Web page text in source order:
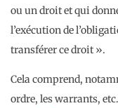
ou un droit et qui
l’exécution de
transférer ce droit ».
Cela comprend,
ordre, les warrants,